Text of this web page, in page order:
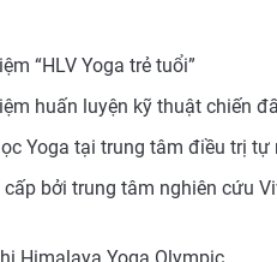
“HLV Yoga trẻ tuổi”
huấn luyện kỹ thuật chiến
Yoga tại trung tâm điều trị tự
bởi trung tâm nghiên cứu